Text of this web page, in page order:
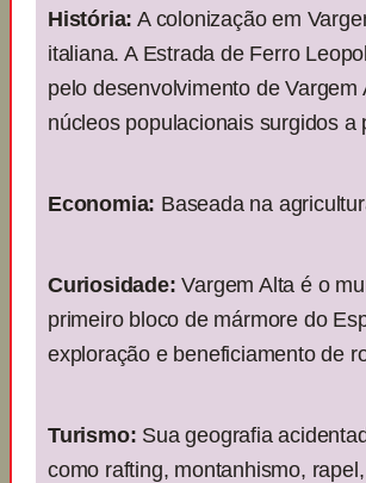
História: A colonização em
italiana. A Estrada de Ferro
pelo desenvolvimento de
núcleos populacionais surgidos
Economia: Baseada na
Curiosidade: Vargem Alta é o
primeiro bloco de mármore do
exploração e beneficiamento de
Turismo: Sua geografia
como rafting, montanhismo,